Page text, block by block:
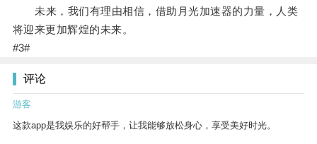
未来，我们有理由相信，借助月光加速器的力量，人类
将迎来更加辉煌的未来。
#3#
评论
游客
这款app是我娱乐的好帮手，让我能够放松身心，享受美好时光。